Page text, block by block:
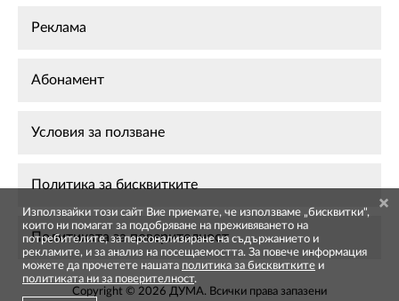
Реклама
Абонамент
Условия за ползване
Политика за бисквитките
Политиката за поверителност
Copyright © 2026 ДУМА. Всички права запазени
Използвайки този сайт Вие приемате, че използваме „бисквитки",
които ни помагат за подобряване на преживяването на
потребителите, за персонализиране на съдържанието и
рекламите, и за анализ на посещаемостта. За повече информация
можете да прочетете нашата политика за бисквитките и
политиката ни за поверителност.